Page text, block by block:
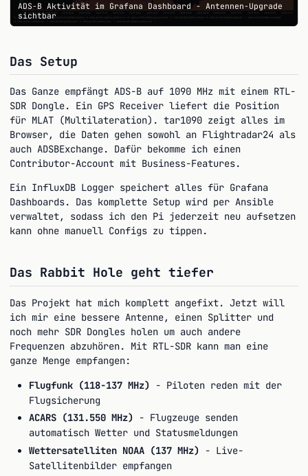
ADS-B Aktivität im Grafana Dashboard - Antennen-Upgrade
sichtbar
Das Setup
Das Ganze empfängt ADS-B auf 1090 MHz mit einem RTL-
SDR Dongle. Ein GPS Receiver liefert die Position
für MLAT (Multilateration). tar1090 zeigt alles im
Browser, die Daten gehen sowohl an Flightradar24 als
auch ADSBExchange. Dafür bekomme ich einen
Contributor-Account mit Business-Features.
Ein InfluxDB Logger speichert alles für Grafana
Dashboards. Das komplette Setup wird per Ansible
verwaltet, sodass ich den Pi jederzeit neu aufsetzen
kann ohne manuell Configs zu tippen.
Das Rabbit Hole geht tiefer
Das Projekt hat mich komplett angefixt. Jetzt will
ich mir eine bessere Antenne, einen Splitter und
noch mehr SDR Dongles holen um auch andere
Frequenzen abzuhören. Mit RTL-SDR kann man eine
ganze Menge empfangen:
Flugfunk (118-137 MHz)
- Piloten reden mit der
Flugsicherung
ACARS (131.550 MHz)
- Flugzeuge senden
automatisch Wetter und Statusmeldungen
Wettersatelliten NOAA (137 MHz)
- Live-
Satellitenbilder empfangen